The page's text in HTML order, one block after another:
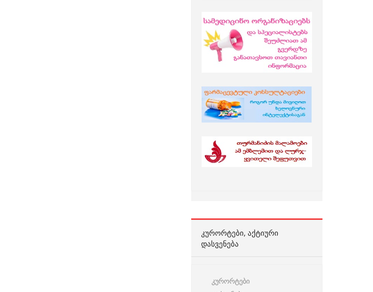
ᲙᲣᲠᲝᲠᲢᲔᲑᲘ, ᲐᲥᲢᲘᲣᲠᲘ
ᲓᲐᲡᲕᲔᲜᲔᲑᲐ
კურორტები